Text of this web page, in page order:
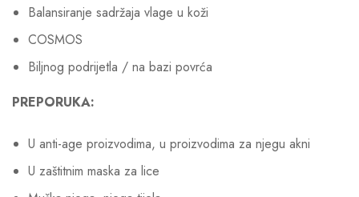
Balansiranje sadržaja vlage u koži
COSMOS
Biljnog podrijetla / na bazi povrća
PREPORUKA:
U anti-age proizvodima, u proizvodima za njegu akni
U zaštitnim maska za lice